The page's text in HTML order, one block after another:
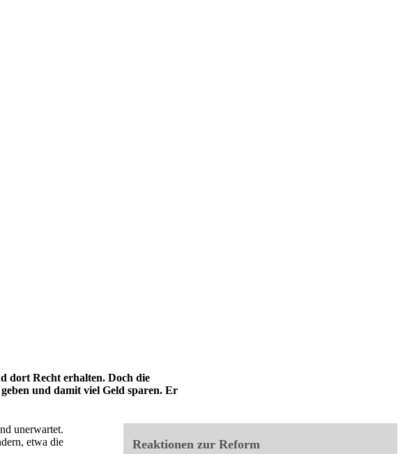
dort Recht erhalten. Doch die
und damit viel Geld sparen. Er
unerwartet.
etwa die
Reaktionen zur Reform